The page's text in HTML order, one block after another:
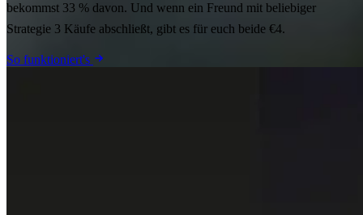
bekommst 33 % davon. Und wenn ein Freund mit beliebiger
Strategie 3 Käufe abschließt, gibt es für euch beide €4.
So funktioniert's